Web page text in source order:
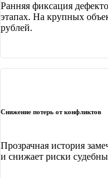
Ранняя фиксация
этапах. На крупных
рублей.
Снижение потерь от конфликтов
Прозрачная история
и снижает риски